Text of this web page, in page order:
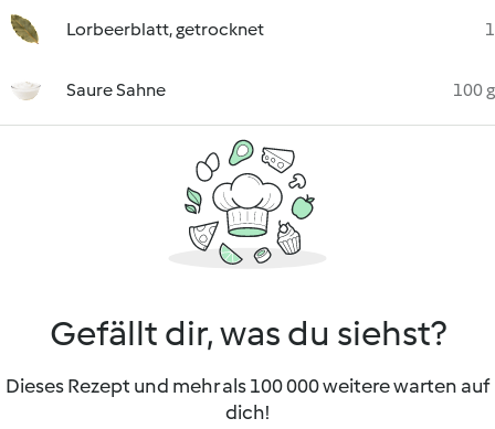
Lorbeerblatt, getrocknet 1
Saure Sahne 100 g
Gefällt dir, was du siehst?
Dieses Rezept und mehr als 100 000 weitere warten auf
dich!